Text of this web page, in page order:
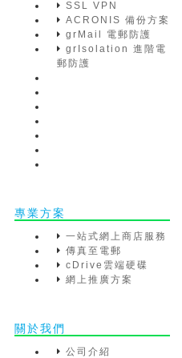
SSL VPN
ACRONIS 備份方案
grMail 電郵防護
grIsolation 進階電
郵防護
專業方案
一站式網上商店服務
傳真至電郵
cDrive雲端硬碟
網上推廣方案
關於我們
公司介紹